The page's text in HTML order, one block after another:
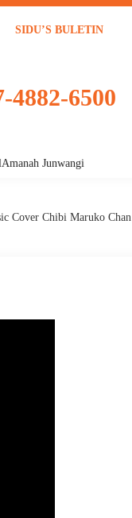
SIDU’S BULETIN
4882-6500
Junwangi
Cover Chibi Maruko Chan